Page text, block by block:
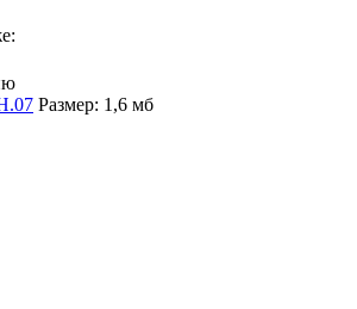
Размер: 1,6 мб